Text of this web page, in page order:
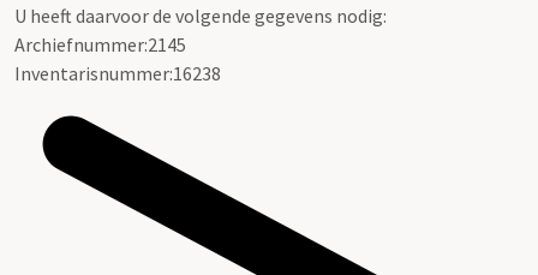
U heeft daarvoor de volgende gegevens nodig:
Archiefnummer:2145
Inventarisnummer:16238